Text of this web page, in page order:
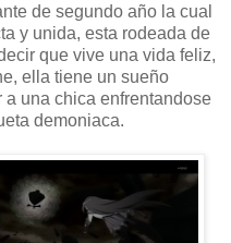
de segundo año la cual
y unida, esta rodeada de
que vive una vida feliz,
ella tiene un sueño
una chica enfrentandose
demoniaca.